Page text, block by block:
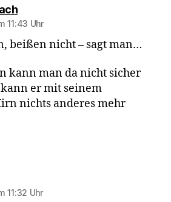
sagt:
11:43 Uhr
beißen nicht – sagt man…
kann man da nicht sicher
er mit seinem
nichts anderes mehr
11:32 Uhr